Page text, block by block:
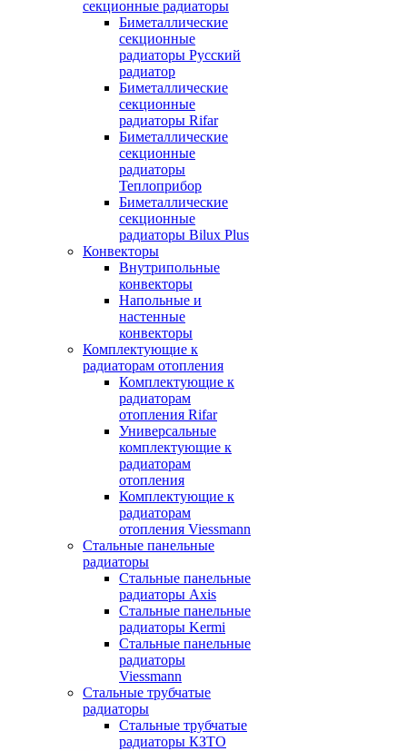
секционные радиаторы
Биметаллические
секционные
радиаторы Русский
радиатор
Биметаллические
секционные
радиаторы Rifar
Биметаллические
секционные
радиаторы
Теплоприбор
Биметаллические
секционные
радиаторы Bilux Plus
Конвекторы
Внутрипольные
конвекторы
Напольные и
настенные
конвекторы
Комплектующие к
радиаторам отопления
Комплектующие к
радиаторам
отопления Rifar
Универсальные
комплектующие к
радиаторам
отопления
Комплектующие к
радиаторам
отопления Viessmann
Стальные панельные
радиаторы
Стальные панельные
радиаторы Axis
Стальные панельные
радиаторы Kermi
Стальные панельные
радиаторы
Viessmann
Стальные трубчатые
радиаторы
Стальные трубчатые
радиаторы КЗТО